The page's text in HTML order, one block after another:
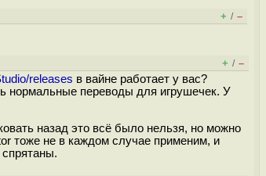
+ / –
+ / –
releases в вайне работает у вас?
нормальные переводы для игрушечек. У
назад это всё было нельзя, но можно
тоже не в каждом случае применим, и